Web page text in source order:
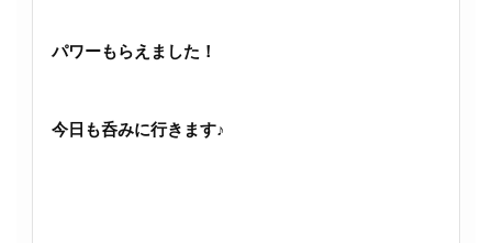
パワーもらえました！
今日も呑みに行きます♪